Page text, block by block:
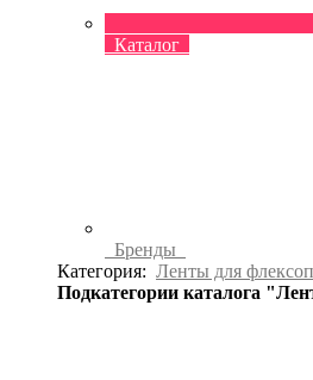
Каталог
Бренды
Категория: Ленты для
Подкатегории каталога